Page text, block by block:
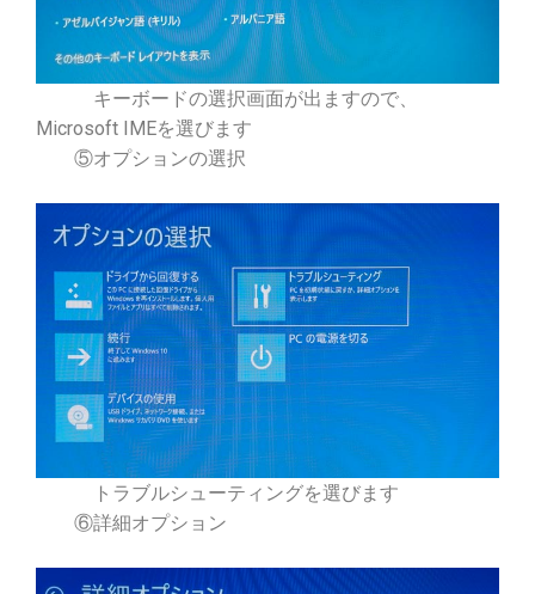
キーボードの選択画面が出ますので、
Microsoft IMEを選びます
⑤オプションの選択
トラブルシューティングを選びます
⑥詳細オプション